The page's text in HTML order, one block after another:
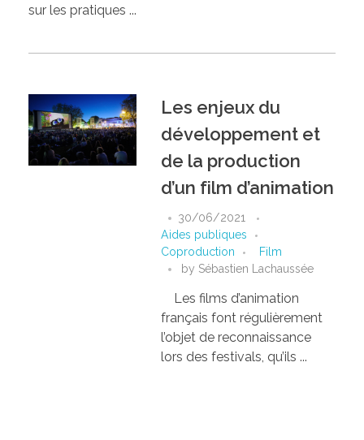
sur les pratiques ...
Les enjeux du
développement et
de la production
d’un film d’animation
30/06/2021
Aides publiques
Coproduction
Film
by Sébastien Lachaussée
Les films d’animation
français font régulièrement
l’objet de reconnaissance
lors des festivals, qu’ils ...